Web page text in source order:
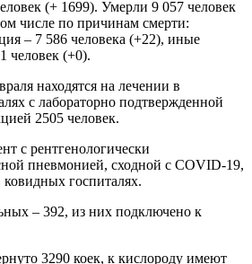
(+ 1699). Умерли 9 057 человек
числе по причинам смерти:
– 7 586 человека (+22), иные
человек (+0).
находятся на лечении в
с лабораторно подтвержденной
2505 человек.
с рентгенологически
пневмонией, сходной с COVID-19,
ковидных госпиталях.
– 392, из них подключено к
3290 коек, к кислороду имеют